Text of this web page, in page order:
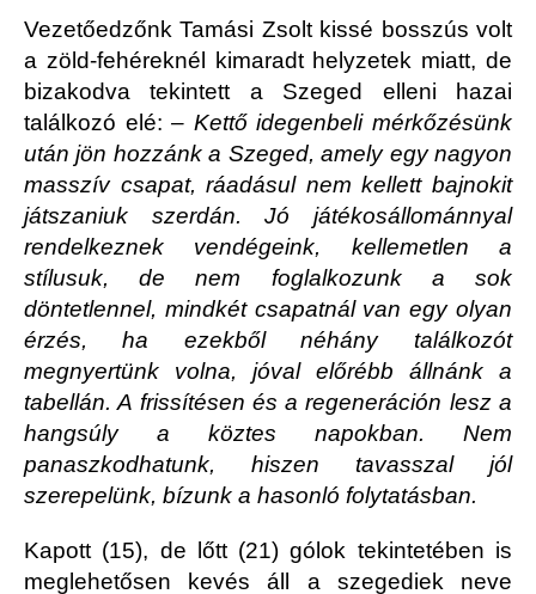
Vezetőedzőnk Tamási Zsolt kissé bosszús volt
a zöld-fehéreknél kimaradt helyzetek miatt, de
bizakodva tekintett a Szeged elleni hazai
találkozó elé:– Kettő idegenbeli mérkőzésünk
után jön hozzánk a Szeged, amely egy nagyon
masszív csapat, ráadásul nem kellett bajnokit
játszaniuk szerdán. Jó játékosállománnyal
rendelkeznek vendégeink, kellemetlen a
stílusuk, de nem foglalkozunk a sok
döntetlennel, mindkét csapatnál van egy olyan
érzés, ha ezekből néhány találkozót
megnyertünk volna, jóval előrébb állnánk a
tabellán. A frissítésen és a regeneráción lesz a
hangsúly a köztes napokban. Nem
panaszkodhatunk, hiszen tavasszal jól
szerepelünk, bízunk a hasonló folytatásban.
Kapott (15), de lőtt (21) gólok tekintetében is
meglehetősen kevés áll a szegediek neve